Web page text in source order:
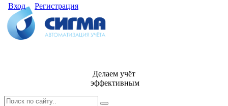
Вход Регистрация
Делаем учёт
эффективным